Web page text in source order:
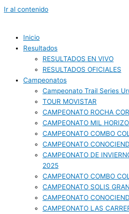
Ir al contenido
Inicio
Resultados
RESULTADOS EN VIVO
RESULTADOS OFICIALES
Campeonatos
Campeonato Trail Series
TOUR MOVISTAR
CAMPEONATO ROCHA
CAMPEONATO MIL
CAMPEONATO COMBO
CAMPEONATO
CAMPEONATO DE
2025
CAMPEONATO COMBO
CAMPEONATO SOLIS
CAMPEONATO
CAMPEONATO LAS